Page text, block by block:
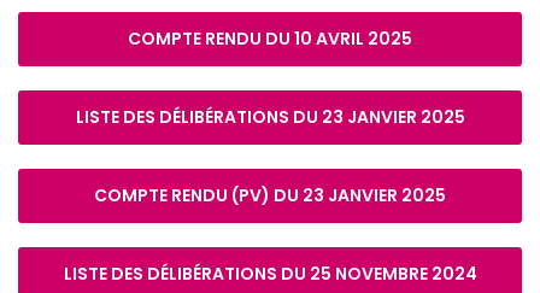
COMPTE RENDU DU 10 AVRIL 2025
LISTE DES DÉLIBÉRATIONS DU 23 JANVIER 2025
COMPTE RENDU (PV) DU 23 JANVIER 2025
LISTE DES DÉLIBÉRATIONS DU 25 NOVEMBRE 2024